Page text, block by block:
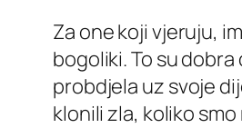
Za one koji vjeruju,
bogoliki. To su
probdjela uz svoje
klonili zla, koliko